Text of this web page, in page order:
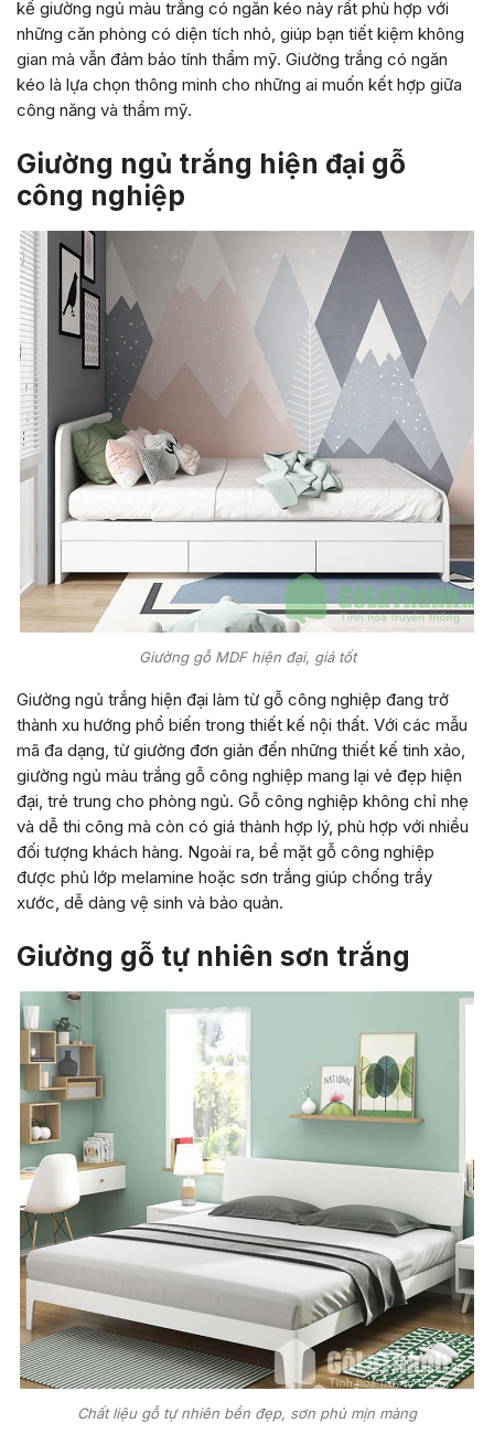
kế giường ngủ màu trắng có ngăn kéo này rất phù hợp với
những căn phòng có diện tích nhỏ, giúp bạn tiết kiệm không
gian mà vẫn đảm bảo tính thẩm mỹ. Giường trắng có ngăn
kéo là lựa chọn thông minh cho những ai muốn kết hợp giữa
công năng và thẩm mỹ.
Giường ngủ trắng hiện đại gỗ
công nghiệp
Giường gỗ MDF hiện đại, giá tốt
Giường ngủ trắng hiện đại làm từ gỗ công nghiệp đang trở
thành xu hướng phổ biến trong thiết kế nội thất. Với các mẫu
mã đa dạng, từ giường đơn giản đến những thiết kế tinh xảo,
giường ngủ màu trắng gỗ công nghiệp mang lại vẻ đẹp hiện
đại, trẻ trung cho phòng ngủ. Gỗ công nghiệp không chỉ nhẹ
và dễ thi công mà còn có giá thành hợp lý, phù hợp với nhiều
đối tượng khách hàng. Ngoài ra, bề mặt gỗ công nghiệp
được phủ lớp melamine hoặc sơn trắng giúp chống trầy
xước, dễ dàng vệ sinh và bảo quản.
Giường gỗ tự nhiên sơn trắng
Chất liệu gỗ tự nhiên bền đẹp, sơn phủ mịn màng